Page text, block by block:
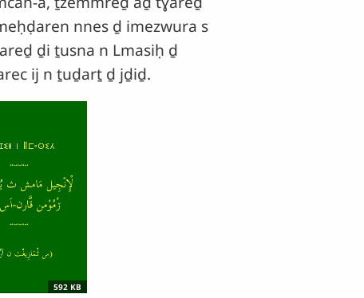
nnes ḏ imezwura s
ḏi ṯusna n Lmasiḥ ḏ
ij n ṯuḏarṯ ḏ jḏiḏ.
592 KB